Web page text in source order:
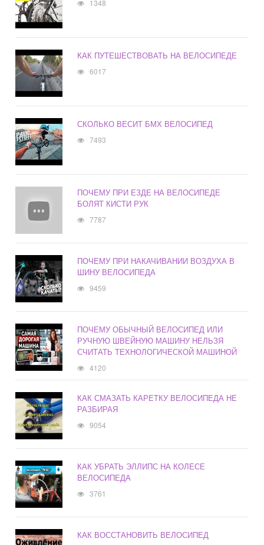
1348
КАК ПУТЕШЕСТВОВАТЬ НА ВЕЛОСИПЕДЕ
6017
СКОЛЬКО ВЕСИТ БМХ ВЕЛОСИПЕД
7493
ПОЧЕМУ ПРИ ЕЗДЕ НА ВЕЛОСИПЕДЕ
БОЛЯТ КИСТИ РУК
7787
ПОЧЕМУ ПРИ НАКАЧИВАНИИ ВОЗДУХА В
ШИНУ ВЕЛОСИПЕДА
9459
ПОЧЕМУ ОБЫЧНЫЙ ВЕЛОСИПЕД ИЛИ
РУЧНУЮ ШВЕЙНУЮ МАШИНУ НЕЛЬЗЯ
СЧИТАТЬ ТЕХНОЛОГИЧЕСКОЙ МАШИНОЙ
4120
КАК СМАЗАТЬ КАРЕТКУ ВЕЛОСИПЕДА НЕ
РАЗБИРАЯ
9054
КАК УБРАТЬ ЭЛЛИПС НА КОЛЕСЕ
ВЕЛОСИПЕДА
3761
КАК ВОССТАНОВИТЬ ВЕЛОСИПЕД